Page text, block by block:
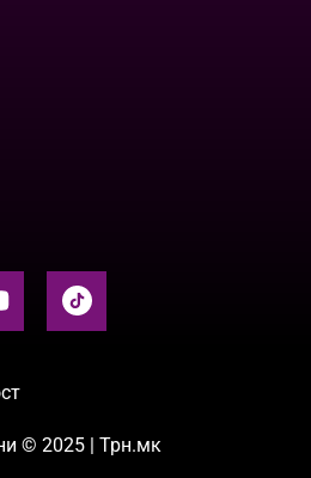
© 2025 | Трн.мк